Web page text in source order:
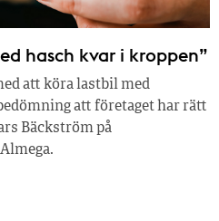
hasch kvar i kroppen”
att köra lastbil med
att företaget har rätt
Bäckström på